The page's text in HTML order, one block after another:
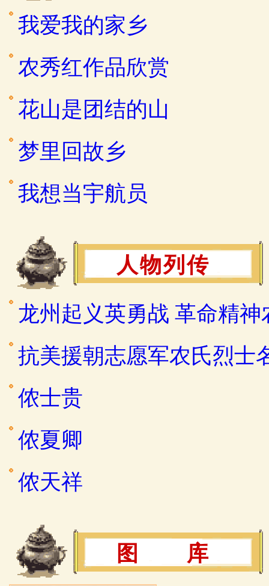
我爱我的家乡
农秀红作品欣赏
花山是团结的山
梦里回故乡
我想当宇航员
人物列传
龙州起义英勇战 革命精
抗美援朝志愿军农氏烈士
侬士贵
侬夏卿
侬天祥
图 库